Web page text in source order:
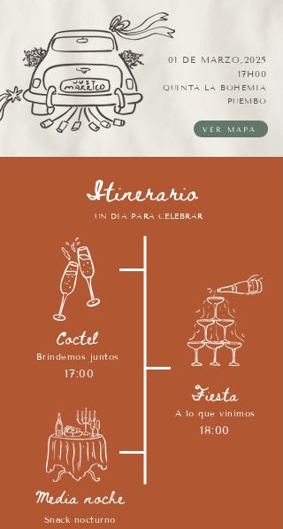
01 DE MARZO,2025
17H00​
QUINTA LA BOHEMIA
PUEMBO
VER MAPA
Itinerario
UN DIA PARA CELEBRAR
Brindemos juntos
Coctel
17:00
Fiesta
A lo que vinimos
18:00
Media noche
Snack nocturno